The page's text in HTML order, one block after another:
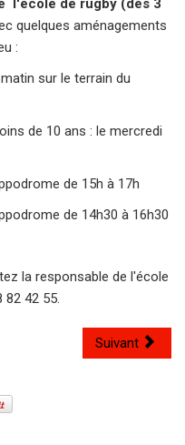
l'école de rugby (dès 3
quelques aménagements
:
sur le terrain du
de 10 ans : le mercredi
de 15h à 17h
de 14h30 à 16h30
la responsable de l'école
82 42 55.
Suivant